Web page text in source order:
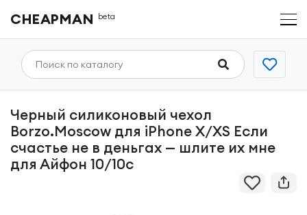
CHEAPMAN beta
Черный силиконовый чехол
Borzo.Moscow для iPhone X/XS Если
счастье не в деньгах — шлите их мне
для Айфон 10/10с